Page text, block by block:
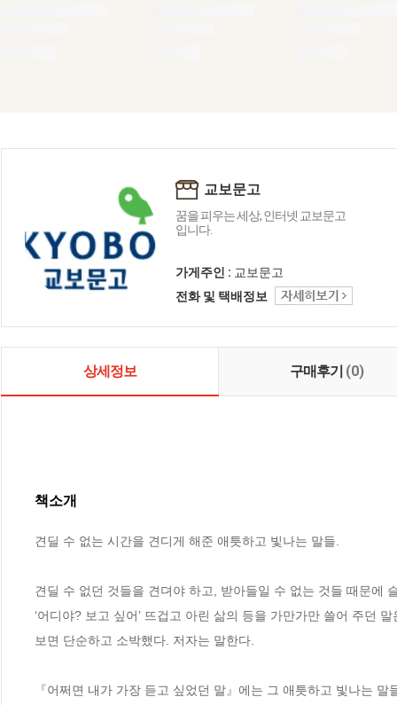
교보문고
꿈을 피우는 세상, 인터넷 교보문고
입니다.
가게주인 : 교보문고
전화 및 택배정보
상세정보 구매후기 (0)
책소개
견딜 수 없는 시간을 견디게 해준 애틋하고 빛나는 말들.
견딜 수 없던 것들을 견뎌야 하고, 받아들일 수 없는 것들 때문에
‘어디야? 보고 싶어’ 뜨겁고 아린 삶의 등을 가만가만 쓸어 주던
보면 단순하고 소박했다. 저자는 말한다.
『어쩌면 내가 가장 듣고 싶었던 말』에는 그 애틋하고 빛나는